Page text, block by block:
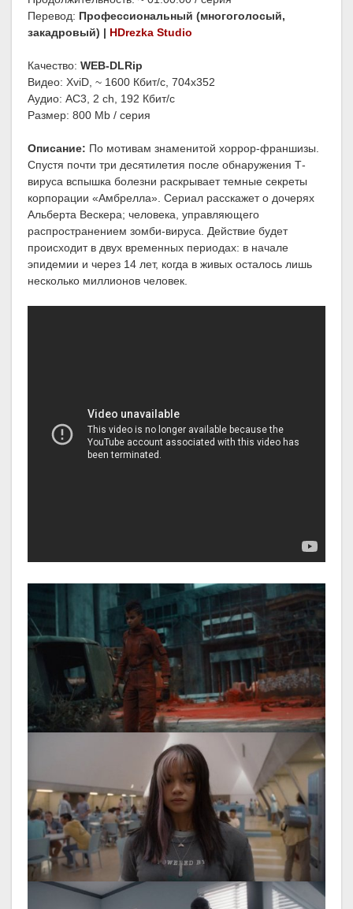
Перевод: Профессиональный (многоголосый,
закадровый) | HDrezka Studio
Качество: WEB-DLRip
Видео: XviD, ~ 1600 Кбит/с, 704x352
Аудио: AC3, 2 ch, 192 Кбит/с
Размер: 800 Mb / серия
Описание: По мотивам знаменитой хоррор-франшизы.
Спустя почти три десятилетия после обнаружения Т-
вируса вспышка болезни раскрывает темные секреты
корпорации «Амбрелла». Сериал расскажет о дочерях
Альберта Вескера; человека, управляющего
распространением зомби-вируса. Действие будет
происходит в двух временных периодах: в начале
эпидемии и через 14 лет, когда в живых осталось лишь
несколько миллионов человек.